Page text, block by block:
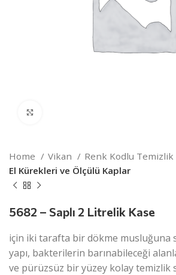
Home Vikan
Renk Kodlu Temizlik
El Kürekleri ve Ölçülü Kaplar
5682 – Saplı 2 Litrelik Kase
için iki tarafta bir dökme musluğuna
yapı, bakterilerin barınabileceği
ve pürüzsüz bir yüzey kolay temizlik